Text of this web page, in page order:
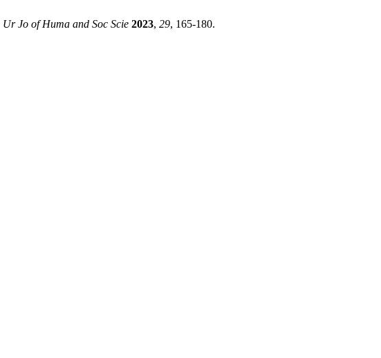
Ur Jo of Huma and Soc Scie 2023, 29, 165-180.